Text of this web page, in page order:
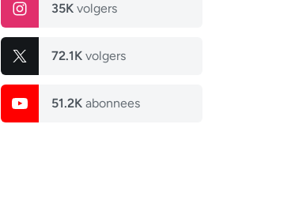
35K volgers
72.1K volgers
51.2K abonnees